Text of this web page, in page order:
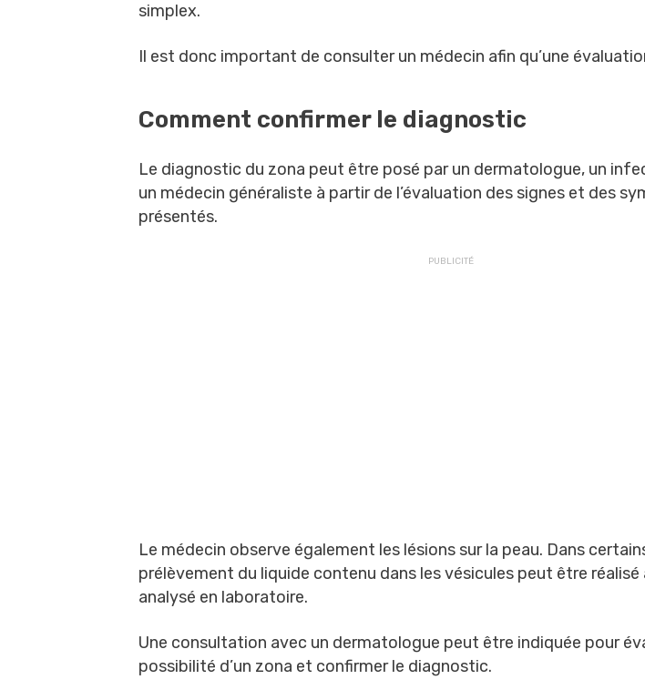
simplex.
Il est donc important de consulter un médecin afin qu’une
Comment confirmer le diagnostic
Le diagnostic du zona peut être posé par un dermatologue, un
un médecin généraliste à partir de l’évaluation des signes et des
présentés.
Le médecin observe également les lésions sur la peau. Dans
prélèvement du liquide contenu dans les vésicules peut être réalisé
analysé en laboratoire.
Une consultation avec un dermatologue peut être indiquée pour
possibilité d’un zona et confirmer le diagnostic.